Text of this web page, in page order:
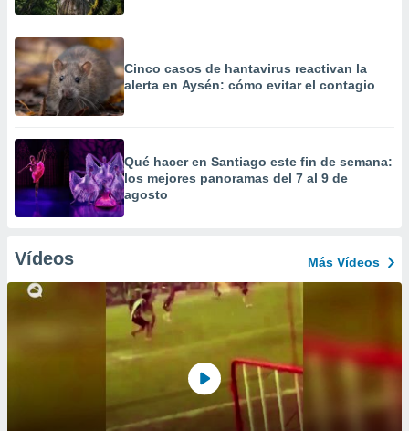
Cinco casos de hantavirus reactivan la
alerta en Aysén: cómo evitar el contagio
Qué hacer en Santiago este fin de semana:
los mejores panoramas del 7 al 9 de
agosto
Vídeos Más Vídeos